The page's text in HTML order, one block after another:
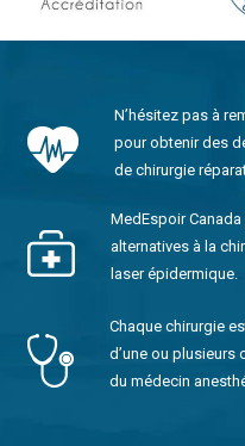
N’hésitez pas à
pour obtenir des
de chirurgie
MedEspoir
alternatives à la
laser épidermique.
Chaque chirurgie
d’une ou
du médecin